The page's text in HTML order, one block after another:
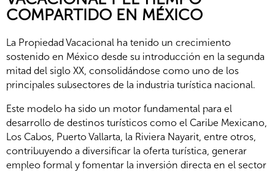
COMPARTIDO EN MÉXICO
La Propiedad Vacacional ha tenido un crecimiento
sostenido en México desde su introducción en la segunda
mitad del siglo XX, consolidándose como uno de los
principales subsectores de la industria turística nacional.
Este modelo ha sido un motor fundamental para el
desarrollo de destinos turísticos como el Caribe Mexicano,
Los Cabos, Puerto Vallarta, la Riviera Nayarit, entre otros,
contribuyendo a diversificar la oferta turística, generar
empleo formal y fomentar la inversión directa en el sector